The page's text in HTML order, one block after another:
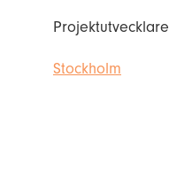
Projektutvecklare
Stockholm